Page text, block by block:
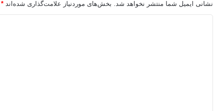
نشانی ایمیل شما منتشر نخواهد شد. بخش‌های موردنیاز علامت‌گذاری شده‌اند *